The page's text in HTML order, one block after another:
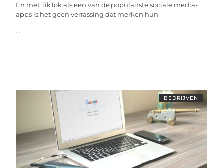
En met TikTok als een van de populairste sociale media-
apps is het geen verrassing dat merken hun
...
BEDRIJVEN